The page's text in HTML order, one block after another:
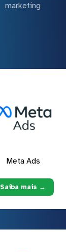
marketing
Meta Ads
Saiba mais →